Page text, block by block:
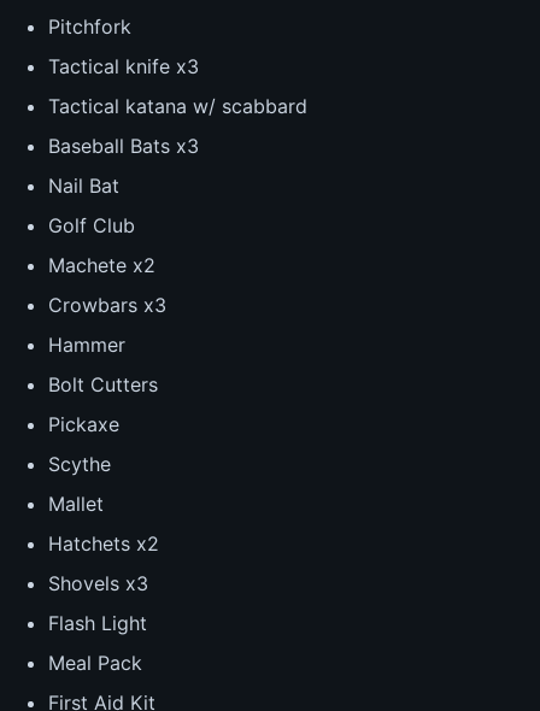
Pitchfork
Tactical knife x3
Tactical katana w/ scabbard
Baseball Bats x3
Nail Bat
Golf Club
Machete x2
Crowbars x3
Hammer
Bolt Cutters
Pickaxe
Scythe
Mallet
Hatchets x2
Shovels x3
Flash Light
Meal Pack
First Aid Kit